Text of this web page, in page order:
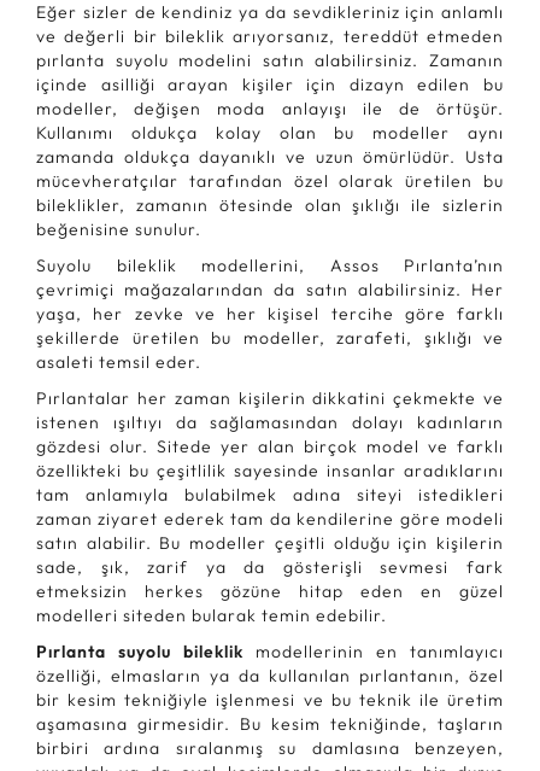
Eğer sizler de kendiniz ya da sevdikleriniz için anlamlı
ve değerli bir bileklik arıyorsanız, tereddüt etmeden
pırlanta suyolu modelini satın alabilirsiniz. Zamanın
içinde asilliği arayan kişiler için dizayn edilen bu
modeller, değişen moda anlayışı ile de örtüşür.
Kullanımı oldukça kolay olan bu modeller aynı
zamanda oldukça dayanıklı ve uzun ömürlüdür. Usta
mücevheratçılar tarafından özel olarak üretilen bu
bileklikler, zamanın ötesinde olan şıklığı ile sizlerin
beğenisine sunulur.
Suyolu bileklik modellerini, Assos Pırlanta’nın
çevrimiçi mağazalarından da satın alabilirsiniz. Her
yaşa, her zevke ve her kişisel tercihe göre farklı
şekillerde üretilen bu modeller, zarafeti, şıklığı ve
asaleti temsil eder.
Pırlantalar her zaman kişilerin dikkatini çekmekte ve
istenen ışıltıyı da sağlamasından dolayı kadınların
gözdesi olur. Sitede yer alan birçok model ve farklı
özellikteki bu çeşitlilik sayesinde insanlar aradıklarını
tam anlamıyla bulabilmek adına siteyi istedikleri
zaman ziyaret ederek tam da kendilerine göre modeli
satın alabilir. Bu modeller çeşitli olduğu için kişilerin
sade, şık, zarif ya da gösterişli sevmesi fark
etmeksizin herkes gözüne hitap eden en güzel
modelleri siteden bularak temin edebilir.
Pırlanta suyolu bileklik modellerinin en tanımlayıcı
özelliği, elmasların ya da kullanılan pırlantanın, özel
bir kesim tekniğiyle işlenmesi ve bu teknik ile üretim
aşamasına girmesidir. Bu kesim tekniğinde, taşların
birbiri ardına sıralanmış su damlasına benzeyen,